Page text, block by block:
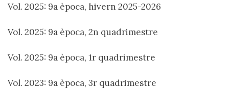
Vol. 2025: 9a època, hivern 2025-2026
Vol. 2025: 9a època, 2n quadrimestre
Vol. 2025: 9a època, 1r quadrimestre
Vol. 2023: 9a època, 3r quadrimestre